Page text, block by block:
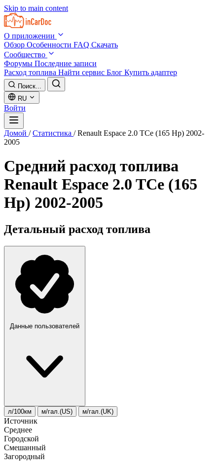
Skip to main content
О приложении
Обзор Особенности FAQ Скачать
Сообщество
Форумы Последние записи
Расход топлива Найти сервис Блог Купить адаптер
Поиск...
RU
Войти
Домой / Статистика / Renault Espace 2.0 TCe (165 Hp) 2002-
2005
Средний расход топлива
Renault Espace 2.0 TCe (165
Hp) 2002-2005
Детальный расход топлива
Данные пользователей
л/100км м/гал.(US) м/гал.(UK)
Источник
Среднее
Городской
Смешанный
Загородный